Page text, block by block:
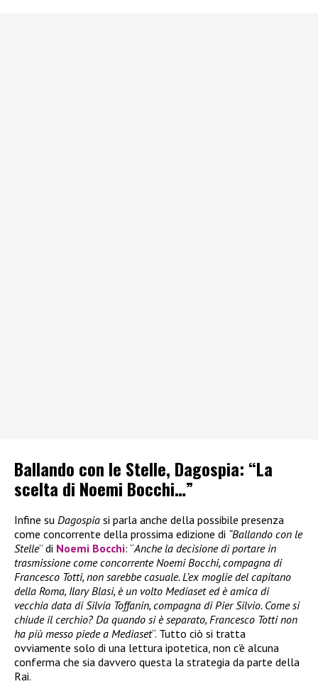
Ballando con le Stelle, Dagospia: “La
scelta di Noemi Bocchi…”
Infine su Dagospia si parla anche della possibile presenza
come concorrente della prossima edizione di “Ballando con le
Stelle” di Noemi Bocchi: “Anche la decisione di portare in
trasmissione come concorrente Noemi Bocchi, compagna di
Francesco Totti, non sarebbe casuale. L’ex moglie del capitano
della Roma, Ilary Blasi, è un volto Mediaset ed è amica di
vecchia data di Silvia Toffanin, compagna di Pier Silvio. Come si
chiude il cerchio? Da quando si è separato, Francesco Totti non
ha più messo piede a Mediaset“. Tutto ciò si tratta
ovviamente solo di una lettura ipotetica, non c’è alcuna
conferma che sia davvero questa la strategia da parte della
Rai.